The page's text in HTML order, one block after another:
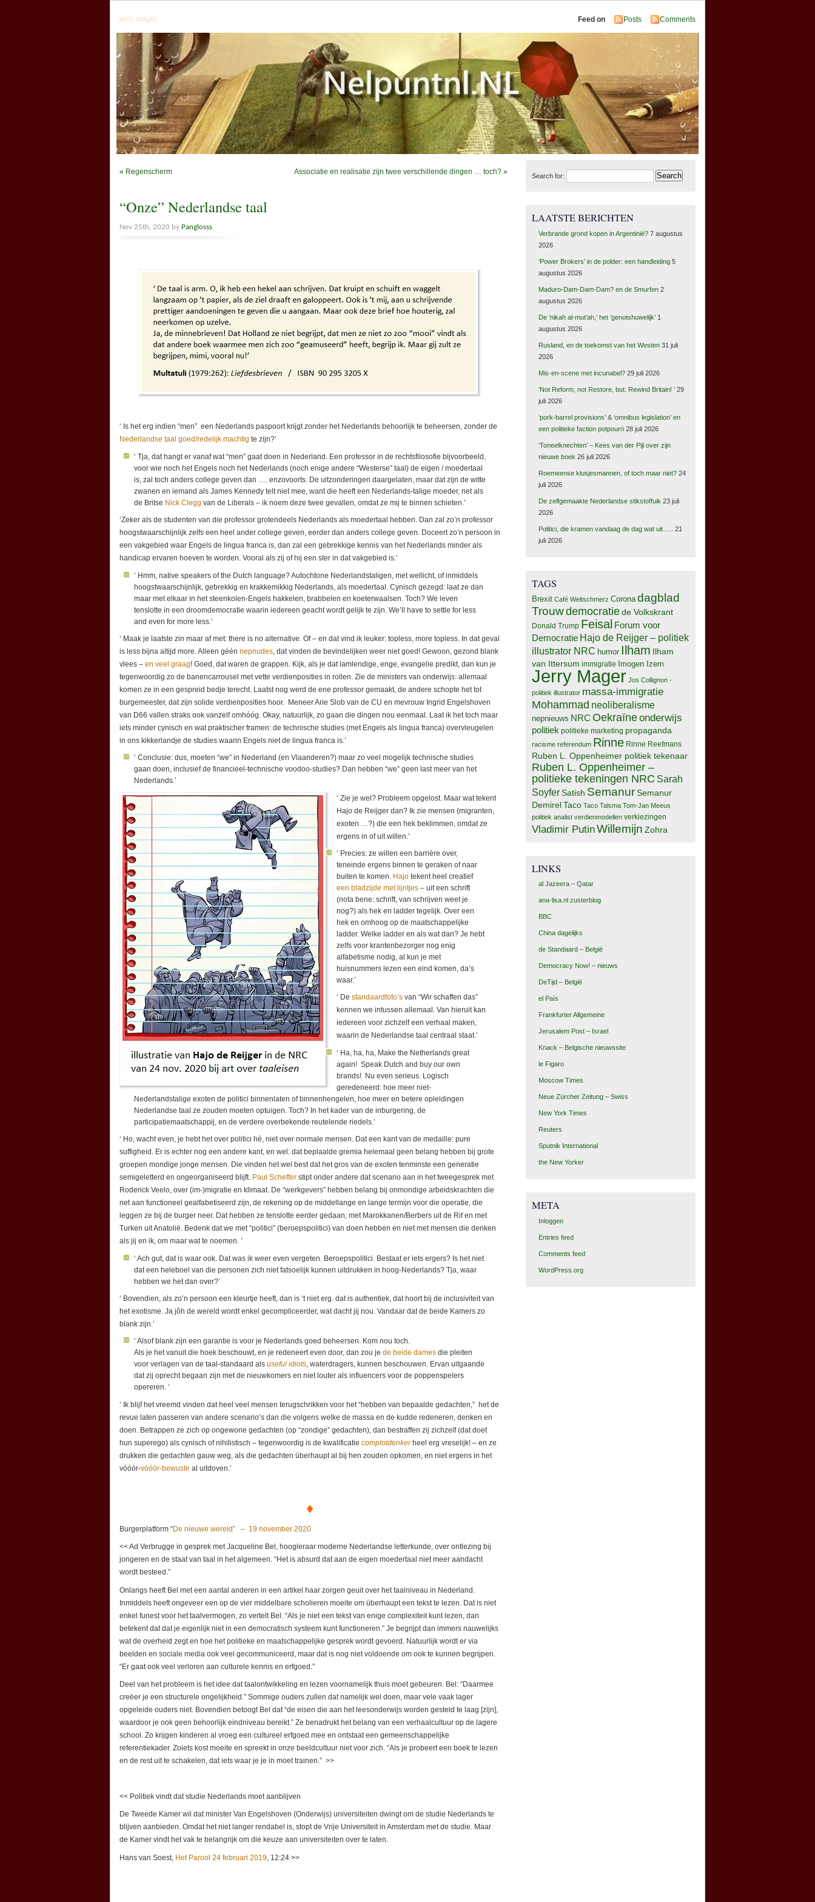
jerry mager Feed on Posts Comments
« Regenscherm Associatie en realisatie zijn twee verschillende dingen … toch? »
“Onze” Nederlandse taal
Nov 25th, 2020 by Panglosss
‘ Is het erg indien “men” een Nederlands paspoort krijgt zonder het Nederlands behoorlijk te beheersen, zonder de
Nederlandse taal goed/redelijk machtig te zijn?’
‘ Tja, dat hangt er vanaf wat “men” gaat doen in Nederland. Een professor in de rechtsfilosofie bijvoorbeeld,
voor wie noch het Engels noch het Nederlands (noch enige andere “Westerse” taal) de eigen / moedertaal
is, zal toch anders college geven dan …. enzovoorts. De uitzonderingen daargelaten, maar dat zijn de witte
zwanen en iemand als James Kennedy telt niet mee, want die heeft een Nederlands-talige moeder, net als
de Britse Nick Clegg van de Liberals – ik noem deze twee gevallen, omdat ze mij te binnen schieten.’
‘Zeker als de studenten van die professor grotendeels Nederlands als moedertaal hebben. Dan zal zo’n professor
hoogstwaarschijnlijk zelfs een heel ander college geven, eerder dan anders college geven. Doceert zo’n persoon in
een vakgebied waar Engels de lingua franca is, dan zal een gebrekkige kennis van het Nederlands minder als
handicap ervaren hoeven te worden. Vooral als zij of hij een ster in dat vakgebied is.’
‘ Hmm, native speakers of the Dutch language? Autochtone Nederlandstaligen, met wellicht, of inmiddels
hoogstwaarschijnlijk, gebrekkig en krakkemikkig Nederlands, als moedertaal. Cynisch gezegd: laat ze dan
maar met elkaar in het steenkolen-Engels hakkelen, brabbelen en koeterwaalsen. Toch? We leven
tenslotte in een droomdemocratie waarin iedereen geacht wordt gelijk te zijn. We’ll have to settle for less
and even for more less.’
‘ Maak je laatste zin maar af met: there is no alternative. Of – en dat vind ik leuker: topless, more topless. In dat geval
is less bijna altijd more. Alleen géén nepnudes, dat vinden de bevindelijken weer niet goed! Gewoon, gezond blank
vlees – en veel graag! Goed, dat waren de grappen. Kijk, als je dat lamlendige, enge, evangelie predikt, dan kun je
tegenwoordig zo de banencarrousel met vette verdienposities in rollen. Zie de ministers van onderwijs: allemaal
komen ze in een gespreid bedje terecht. Laatst nog werd de ene professor gemaakt, de andere schopte het tot
burgemeester, dat zijn solide verdienposities hoor. Meneer Arie Slob van de CU en mevrouw Ingrid Engelshoven
van D66 vallen straks ook vanzelf omhóóg. Okay, natuurlijk, zo gaan die dingen nou eenmaal. Laat ik het toch maar
iets minder cynisch en wat praktischer framen: de technische studies (met Engels als lingua franca) overvleugelen
in ons kikkerlandje de studies waarin Engels niet de lingua franca is.’
‘ Conclusie: dus, moeten “we” in Nederland (en Vlaanderen?) maar zo veel mogelijk technische studies
gaan doen, inclusief de financieel-technische voodoo-studies? Dan hebben “we” geen last meer van het
Nederlands.’
‘ Zie je wel? Probleem opgelost. Maar wat tekent
Hajo de Reijger dan? Ik zie mensen (migranten,
exoten …?) die een hek beklimmen, omdat ze
ergens in of uit willen.’
‘ Precies: ze willen een barrière over,
teneinde ergens binnen te geraken of naar
buiten te komen. Hajo tekent heel creatief
een bladzijde met lijntjes – uit een schrift
(nota bene: schrift, van schrijven weet je
nog?) als hek en ladder tegelijk. Over een
hek en omhoog op de maatschappelijke
ladder. Welke ladder en als wat dan? Je hebt
zelfs voor krantenbezorger nog enig
alfabetisme nodig, al kun je met
huisnummers lezen een eind komen, da’s
waar.’
‘ De standaardfoto’s van “Wir schaffen das”
kennen we intussen allemaal. Van hieruit kan
iedereen voor zichzelf een verhaal maken,
waarin de Nederlandse taal centraal staat.’
‘ Ha, ha, ha, Make the Netherlands great
again! Speak Dutch and buy our own
brands! Nu even serieus. Logisch
geredeneerd: hoe meer niet-
Nederlandstalige exoten de politici binnenlaten of binnenhengelen, hoe meer en betere opleidingen
Nederlandse taal ze zouden moeten optuigen. Toch? In het kader van de inburgering, de
participatiemaatschappij, en de verdere overbekende reutelende riedels.’
‘ Ho, wacht even, je hebt het over politici hè, niet over normale mensen. Dat een kant van de medaille: pure
suffigheid. Er is echter nog een andere kant, en wel: dat beplaalde gremia helemaal geen belang hebben bij grote
groepen mondige jonge mensen. Die vinden het wel best dat het gros van de exoten tenminste een generatie
semigeletterd en ongeorganiseerd blijft. Paul Scheffer stipt onder andere dat scenario aan in het tweegesprek met
Roderick Veelo, over (im-)migratie en klimaat. De “werkgevers” hebben belang bij onmondige arbeidskrachten die
net aan functioneel gealfabetiseerd zijn, de rekening op de middellange en lange termijn voor die operatie, die
leggen ze bij de burger neer. Dat hebben ze tenslotte eerder gedaan; met Marokkanen/Berbers uit de Rif en met
Turken uit Anatolië. Bedenk dat we met “politici” (beroepspolitici) van doen hebben en niet met mensen die denken
als jij en ik, om maar wat te noemen. ’
‘ Ach gut, dat is waar ook. Dat was ik weer even vergeten. Beroepspolitici. Bestaat er iets ergers? Is het niet
dat een heleboel van die personen zich niet fatsoelijk kunnen uitdrukken in hoog-Nederlands? Tja, waar
hebben we het dan over?’
‘ Bovendien, als zo’n persoon een kleurtje heeft, dan is ‘t niet erg. dat is authentiek, dat hoort bij de inclusiviteit van
het exotisme. Ja jôh de wereld wordt enkel gecompliceerder, wat dacht jij nou. Vandaar dat de beide Kamers zo
blank zijn.’
‘ Alsof blank zijn een garantie is voor je Nederlands goed beheersen. Kom nou toch.
Als je het vanuit die hoek beschouwt, en je redeneert even door, dan zou je de beide dames die pleiten
voor verlagen van de taal-standaard als useful idiots, waterdragers, kunnen beschouwen. Ervan uitgaande
dat zij oprecht begaan zijn met de nieuwkomers en niet louter als influencers voor de poppenspelers
opereren. ‘
‘ Ik blijf het vreemd vinden dat heel veel mensen terugschrikken voor het “hebben van bepaalde gedachten,” het de
revue laten passeren van andere scenario’s dan die volgens welke de massa en de kudde redeneren, denken en
doen. Betrappen ze zich op ongewone gedachten (op “zondige” gedachten), dan bestraffen zij zichzelf (dat doet
hun superego) als cynisch of nihilistisch – tegenwoordig is de kwalificatie complotdenkerheel erg vreselijk! – en ze
drukken die gedachten gauw weg, als die gedachten überhaupt al bij hen zouden opkomen, en niet ergens in het
vóóór-vóóór-bewuste al uitdoven.’
♦
Burgerplatform “De nieuwe wereld” – 19 november 2020
<< Ad Verbrugge in gesprek met Jacqueline Bel, hoogleraar moderne Nederlandse letterkunde, over ontlezing bij
jongeren en de staat van taal in het algemeen. “Het is absurd dat aan de eigen moedertaal niet meer aandacht
wordt besteed.”
Onlangs heeft Bel met een aantal anderen in een artikel haar zorgen geuit over het taalniveau in Nederland.
Inmiddels heeft ongeveer een op de vier middelbare scholieren moeite om überhaupt een tekst te lezen. Dat is niet
enkel funest voor het taalvermogen, zo vertelt Bel. “Als je niet een tekst van enige complexiteit kunt lezen, dan
betekent dat dat je eigenlijk niet in een democratisch systeem kunt functioneren.” Je begrijpt dan immers nauwelijks
wat de overheid zegt en hoe het politieke en maatschappelijke gesprek wordt gevoerd. Natuurlijk wordt er via
beelden en sociale media ook veel gecommuniceerd, maar dat is nog niet voldoende om ook te kunnen begrijpen.
“Er gaat ook veel verloren aan culturele kennis en erfgoed.”
Deel van het probleem is het idee dat taalontwikkeling en lezen voornamelijk thuis moet gebeuren. Bel: “Daarmee
creëer je een structurele ongelijkheid.” Sommige ouders zullen dat namelijk wel doen, maar vele vaak lager
opgeleide ouders niet. Bovendien betoogt Bel dat “de eisen die aan het leesonderwijs worden gesteld te laag [zijn],
waardoor je ook geen behoorlijk eindniveau bereikt.” Ze benadrukt het belang van een verhaalcultuur op de lagere
school. Zo krijgen kinderen al vroeg een cultureel erfgoed mee en ontstaat een gemeenschappelijke
referentiekader. Zoiets kost moeite en spreekt in onze beeldcultuur niet voor zich. “Als je probeert een boek te lezen
en de rest uit te schakelen, dat iets waar je je in moet trainen.” >>
<< Politiek vindt dat studie Nederlands moet aanblijven
De Tweede Kamer wil dat minister Van Engelshoven (Onderwijs) universiteiten dwingt om de studie Nederlands te
blijven aanbieden. Omdat het niet langer rendabel is, stopt de Vrije Universiteit in Amsterdam met de studie. Maar
de Kamer vindt het vak te belangrijk om die keuze aan universiteiten over te laten.
Hans van Soest, Het Parool 24 februari 2019 , 12:24 >>
Search for:
LAATSTE BERICHTEN
Verbrande grond kopen in Argentinië? 7 augustus
2026
‘Power Brokers’ in de polder: een handleiding 5
augustus 2026
Maduro-Dam-Dam-Dam? en de Smurfen 2
augustus 2026
De ‘nikah al-mut’ah,’ het ‘genotshuwelijk’ 1
augustus 2026
Rusland, en de toekomst van het Westen 31 juli
2026
Mis-en-scene met incunabel? 29 juli 2026
‘Not Reform, not Restore, but: Rewind Britain! ‘ 29
juli 2026
‘pork-barrel provisions’ & ‘omnibus legislation’ en
een politieke faction potpourri 28 juli 2026
‘Toneelknechten’ – Kees van der Pijl over zijn
nieuwe boek 26 juli 2026
Roemeense klusjesmannen, of toch maar niet? 24
juli 2026
De zelfgemaakte Nederlandse stikstoffuik 23 juli
2026
Politici, die kramen vandaag de dag wat uit…..
21
juli 2026
TAGS
Brexit Café Weltschmerz Corona dagblad
Trouwdemocratiede Volkskrant
Donald Trump Feisal Forum voor
Democratie Hajo de Reijger – politiek
illustrator NRC humor Ilham Ilham
van Ittersum immigratie Imogen Izem
Jerry Mager Jos Collignon -
politiek illustrator massa-immigratie
Mohammad neoliberalisme
nepnieuws NRC Oekraïneonderwijs
politiek politieke marketing propaganda
racisme referendum Rinne Rinne Reefmans
Ruben L. Oppenheimer politiek tekenaar
Ruben L. Oppenheimer –
politieke tekeningen NRC Sarah
Soyfer Satish SemanurSemanur
DemirelTaco Taco Talsma Tom-Jan Meeus
politiek analist verdienmodellen verkiezingen
Vladimir PutinWillemijn Zohra
LINKS
al Jazeera – Qatar
ana-lisa.nl zusterblog
BBC
China dagelijks
de Standaard – België
Democracy Now! – nieuws
DeTijd – België
el País
Frankfurter Allgemeine
Jerusalem Post – Israel
Knack – Belgische nieuwssite
le Figaro
Moscow Times
Neue Zürcher Zeitung – Swiss
New York Times
Reuters
Sputnik International
the New Yorker
META
Inloggen
Entries feed
Comments feed
WordPress.org